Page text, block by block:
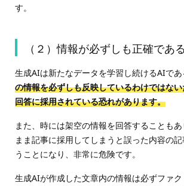
す。
（２）情報が必ずしも正確であ
生成AIは新たなデータを学習し続けるAIであ
の情報を必ずしも反映しているわけではな
回答に採用されている恐れがあります。
また、時には架空の情報を回答することも
まま記事に採用してしまうと誤った内容の
うことになり、非常に危険です。
生成AIが作成した文章内の情報は必ずファ